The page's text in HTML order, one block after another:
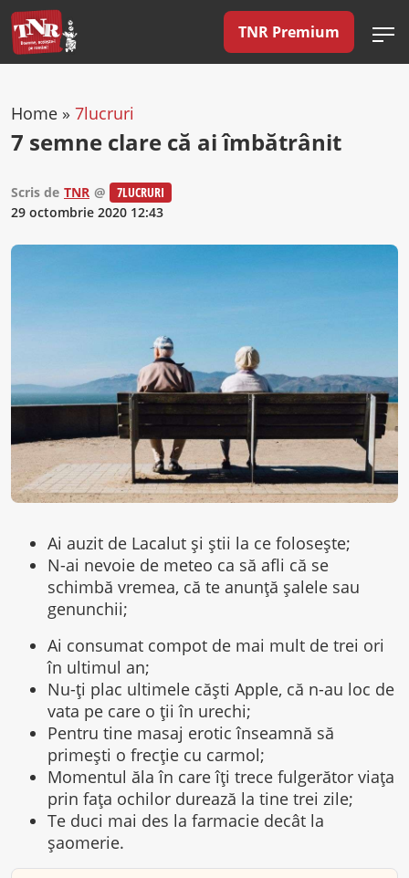
TNR Premium
Home » 7lucruri
7 semne clare că ai îmbătrânit
Scris de TNR @
7LUCRURI
29 octombrie 2020 12:43
Ai auzit de Lacalut și știi la ce folosește;
N-ai nevoie de meteo ca să afli că se
schimbă vremea, că te anunță șalele sau
genunchii;
Ai consumat compot de mai mult de trei ori
în ultimul an;
Nu-ți plac ultimele căști Apple, că n-au loc de
vata pe care o ții în urechi;
Pentru tine masaj erotic înseamnă să
primești o frecție cu carmol;
Momentul ăla în care îți trece fulgerător viața
prin fața ochilor durează la tine trei zile;
Te duci mai des la farmacie decât la
șaomerie.